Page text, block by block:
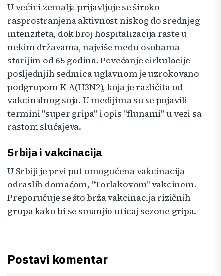
U većini zemalja prijavljuje se široko
rasprostranjena aktivnost niskog do srednjeg
intenziteta, dok broj hospitalizacija raste u
nekim državama, najviše među osobama
starijim od 65 godina. Povećanje cirkulacije
posljednjih sedmica uglavnom je uzrokovano
podgrupom K A(H3N2), koja je različita od
vakcinalnog soja. U medijima su se pojavili
termini "super gripa" i opis "flunami" u vezi sa
rastom slučajeva.
Srbija i vakcinacija
U Srbiji je prvi put omogućena vakcinacija
odraslih domaćom, "Torlakovom" vakcinom.
Preporučuje se što brža vakcinacija rizičnih
grupa kako bi se smanjio uticaj sezone gripa.
Postavi komentar